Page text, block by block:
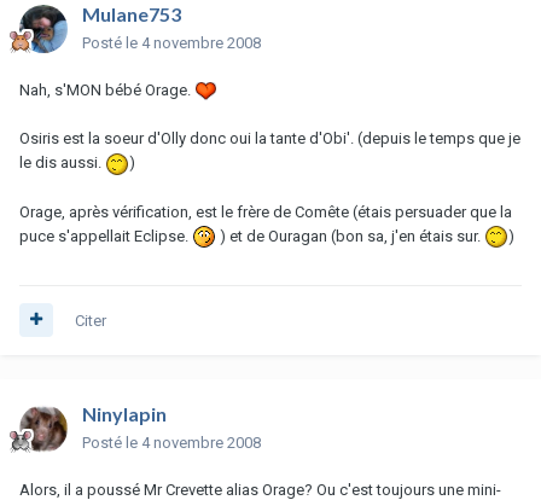
Mulane753
Posté le 4 novembre 2008
Nah, s'MON bébé Orage.
Osiris est la soeur d'Olly donc oui la tante d'Obi'. (depuis le temps que je
le dis aussi.
)
Orage, après vérification, est le frère de Comête (étais persuader que la
puce s'appellait Eclipse.
) et de Ouragan (bon sa, j'en étais sur. )
Citer
Ninylapin
Posté le 4 novembre 2008
Alors, il a poussé Mr Crevette alias Orage? Ou c'est toujours une mini-